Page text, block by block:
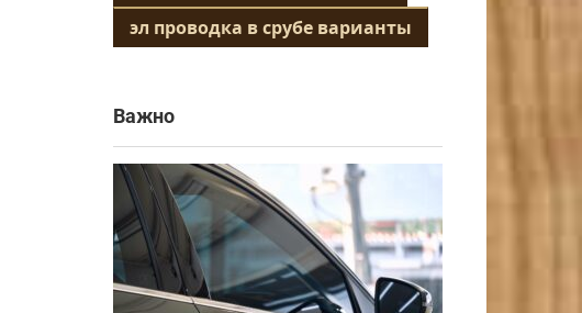
эл проводка в срубе варианты
Важно